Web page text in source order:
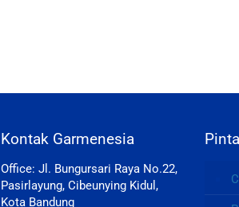
Kontak Garmenesia
Office: Jl. Bungursari Raya No.22,
Pasirlayung, Cibeunying Kidul,
Kota Bandung